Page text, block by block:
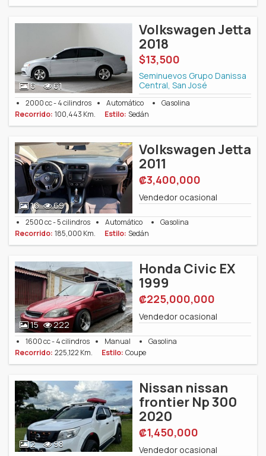
6 61
Volkswagen Jetta
2018
$13,500
Seminuevos Grupo Danissa
Central, San José
2000 cc - 4 cilindros Automático
Gasolina
Recorrido: 100,443 Km. Estilo: Sedán
16 69
Volkswagen Jetta
2011
‎₡3,400,000
Vendedor ocasional
2500 cc - 5 cilindros Automático
Gasolina
Recorrido: 185,000 Km. Estilo: Sedán
15 222
Honda Civic EX
1999
‎₡225,000,000
Vendedor ocasional
1600 cc - 4 cilindros Manual
Gasolina
Recorrido: 225,122 Km. Estilo: Coupe
2 98
Nissan nissan
frontier Np 300
2020
‎₡1,450,000
Vendedor ocasional